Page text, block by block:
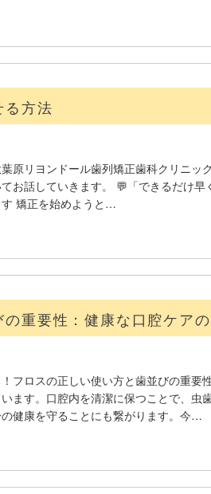
る方法
原リヨンドール歯列矯正歯科クリニッ
お話していきます。 💬「できるだけ
矯正を始めようと…
の重要性：健康な口腔ケア
フロスの正しい使い方と歯並びの重要
ます。口腔内を清潔に保つことで、虫
健康を守ることにも繋がります。今…